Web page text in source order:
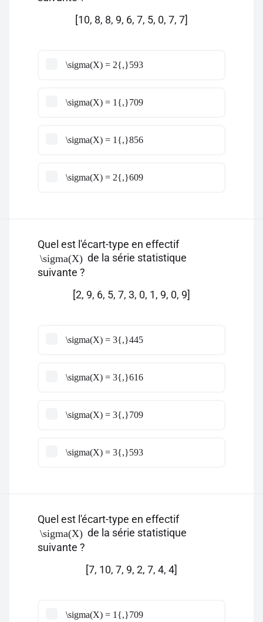
[10, 8, 8, 9, 6, 7, 5, 0, 7, 7]
\sigma(X) = 2{,}593
\sigma(X) = 1{,}709
\sigma(X) = 1{,}856
\sigma(X) = 2{,}609
Quel est l'écart-type en effectif
\sigma(X) de la série statistique
suivante ?
[2, 9, 6, 5, 7, 3, 0, 1, 9, 0, 9]
\sigma(X) = 3{,}445
\sigma(X) = 3{,}616
\sigma(X) = 3{,}709
\sigma(X) = 3{,}593
Quel est l'écart-type en effectif
\sigma(X) de la série statistique
suivante ?
[7, 10, 7, 9, 2, 7, 4, 4]
\sigma(X) = 1{,}709